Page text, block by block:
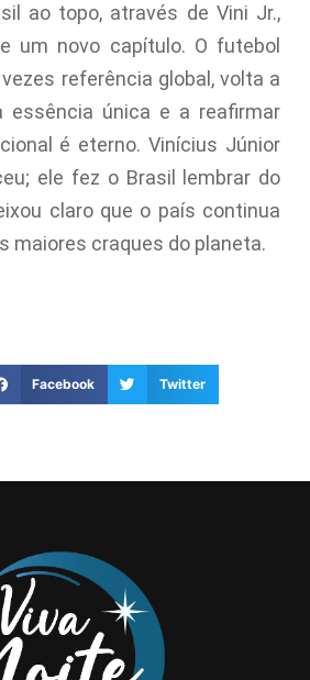
ao topo, através de Vini Jr.,
um novo capítulo. O futebol
referência global, volta a
essência única e a reafirmar
é eterno. Vinícius Júnior
ele fez o Brasil lembrar do
claro que o país continua
maiores craques do planeta.
Facebook Twitter